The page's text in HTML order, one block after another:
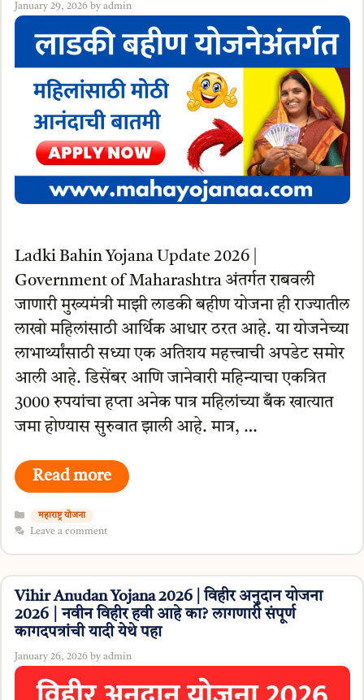
January 29, 2026 by admin
Ladki Bahin Yojana Update 2026 |
Government of Maharashtra अंतर्गत राबवली
जाणारी मुख्यमंत्री माझी लाडकी बहीण योजना ही राज्यातील
लाखो महिलांसाठी आर्थिक आधार ठरत आहे. या योजनेच्या
लाभार्थ्यांसाठी सध्या एक अतिशय महत्त्वाची अपडेट समोर
आली आहे. डिसेंबर आणि जानेवारी महिन्याचा एकत्रित
3000 रुपयांचा हप्ता अनेक पात्र महिलांच्या बँक खात्यात
जमा होण्यास सुरुवात झाली आहे. मात्र, …
Read more
Categories
महाराष्ट्र योजना
Leave a comment
Vihir Anudan Yojana 2026 | विहीर अनुदान योजना
2026 | नवीन विहीर हवी आहे का? लागणारी संपूर्ण
कागदपत्रांची यादी येथे पहा
January 26, 2026 by admin